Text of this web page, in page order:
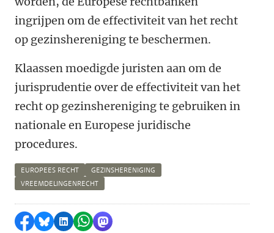
ingrijpen om de effectiviteit van het recht
op gezinshereniging te beschermen.
Klaassen moedigde juristen aan om de
jurisprudentie over de effectiviteit van het
recht op gezinshereniging te gebruiken in
nationale en Europese juridische
procedures.
EUROPEES RECHT
GEZINSHERENIGING
VREEMDELINGENRECHT
Delen op Facebook
Delen via Bluesky
Delen op LinkedIn
Delen via WhatsApp
Delen via Mastodon